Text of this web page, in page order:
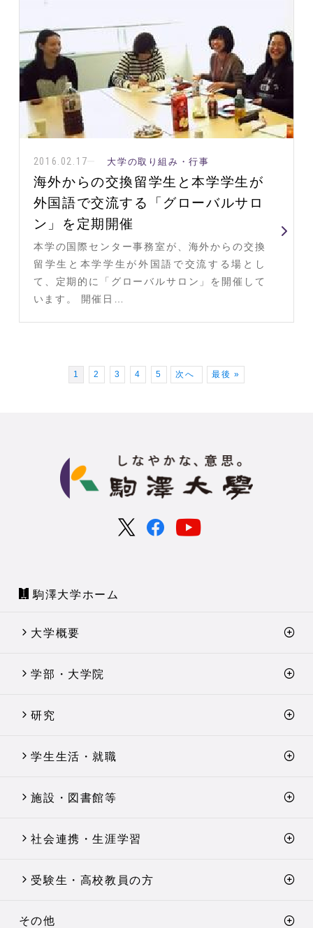
2016.02.17 大学の取り組み・行事
海外からの交換留学生と本学学生が
外国語で交流する「グローバルサロ
ン」を定期開催
本学の国際センター事務室が、海外からの交換
留学生と本学学生が外国語で交流する場とし
て、定期的に「グローバルサロン」を開催して
います。 開催日…
1 2 3 4 5 次へ 最後 »
駒澤大学ホーム
大学概要
学部・大学院
研究
学生生活・就職
施設・図書館等
社会連携・生涯学習
受験生・高校教員の方
その他